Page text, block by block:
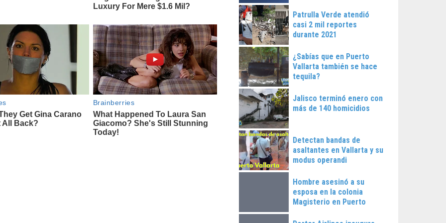
Patrulla Verde atendió
casi 2 mil reportes
durante 2021
¿Sabías que en Puerto
Vallarta también se hace
tequila?
Jalisco terminó enero con
más de 140 homicidios
Detectan bandas de
asaltantes en Vallarta y su
modus operandi
Hombre asesinó a su
esposa en la colonia
Magisterio en Puerto